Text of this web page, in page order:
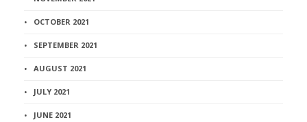
OCTOBER 2021
SEPTEMBER 2021
AUGUST 2021
JULY 2021
JUNE 2021